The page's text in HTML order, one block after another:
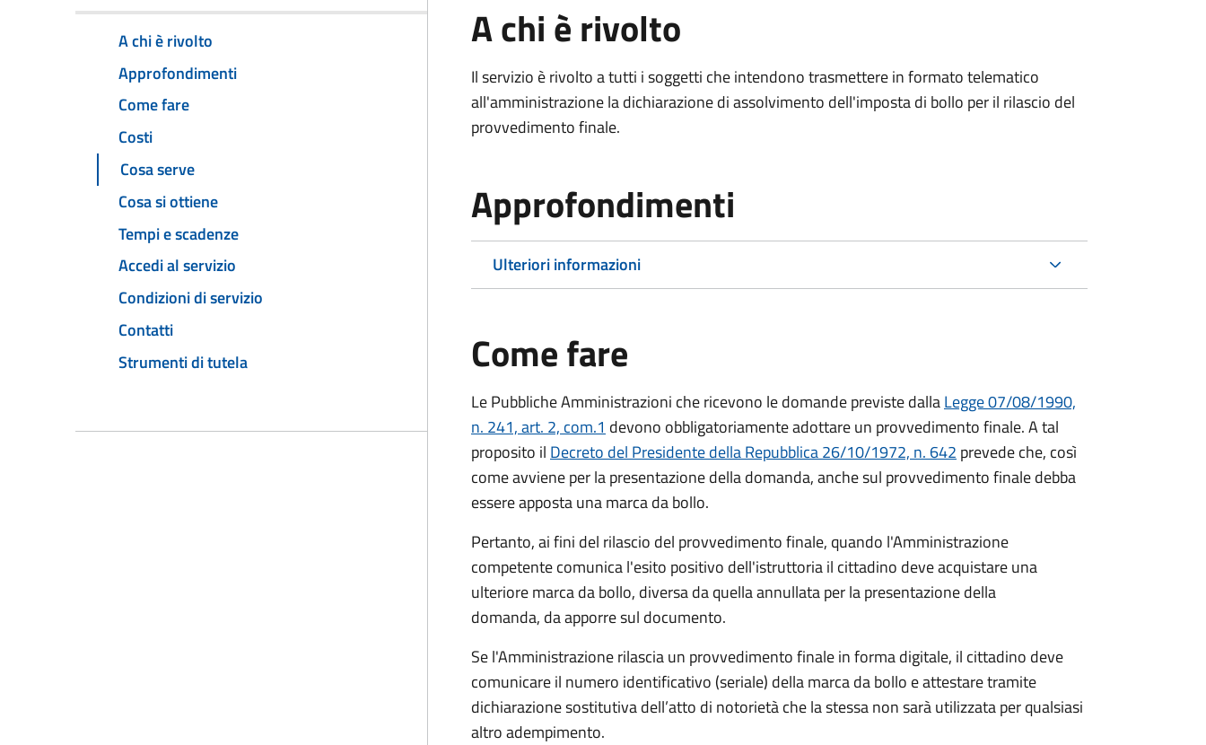
A chi è rivolto
Approfondimenti
Come fare
Costi
Cosa serve
Cosa si ottiene
Tempi e scadenze
Accedi al servizio
Condizioni di servizio
Contatti
Strumenti di tutela
A chi è rivolto
Il servizio è rivolto a tutti i soggetti che intendono trasmettere in formato telematico
all'amministrazione la dichiarazione di assolvimento dell'imposta di bollo per il rilascio del
provvedimento finale.
Approfondimenti
Ulteriori informazioni
Come fare
Le Pubbliche Amministrazioni che ricevono le domande previste dallaLegge 07/08/1990,
n. 241, art. 2, com.1 devono obbligatoriamente adottare un provvedimento finale. A tal
proposito il Decreto del Presidente della Repubblica 26/10/1972, n. 642 prevede che, così
come avviene per la presentazione della domanda, anche sul provvedimento finale debba
essere apposta una marca da bollo.
Pertanto, ai fini del rilascio del provvedimento finale, quando l'Amministrazione
competente comunica l'esito positivo dell'istruttoria il cittadino deve acquistare una
ulteriore marca da bollo, diversa da quella annullata per la presentazione della
domanda, da apporre sul documento.
Se l'Amministrazione rilascia un provvedimento finale in forma digitale, il cittadino deve
comunicare il numero identificativo (seriale) della marca da bollo e attestare tramite
dichiarazione sostitutiva dell’atto di notorietà che la stessa non sarà utilizzata per qualsiasi
altro adempimento.